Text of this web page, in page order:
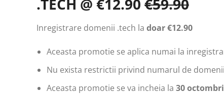
.TECH @ €12.90 €59.90
Inregistrare domenii .tech la doar €12.90
Aceasta promotie se aplica numai la
Nu exista restrictii privind numarul de
Aceasta promotie se va incheia la 30